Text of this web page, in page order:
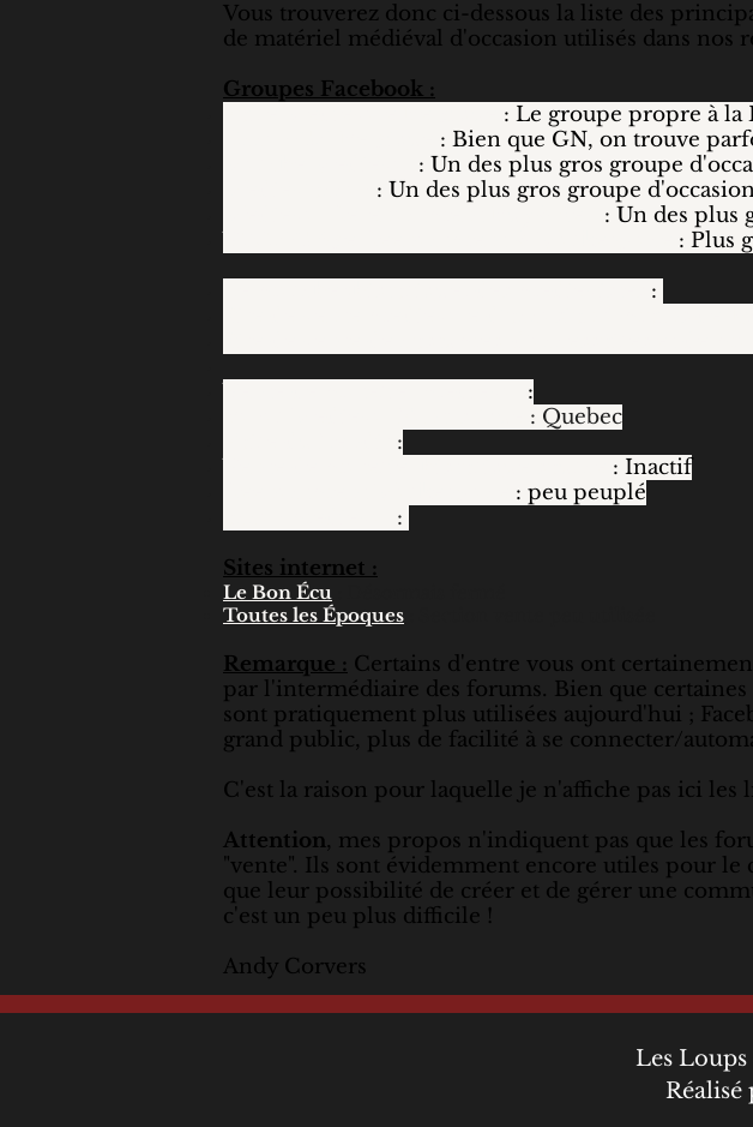
Vous trouverez donc ci-dessous la liste des
de matériel médiéval d'occasion utilisés dans nos
Groupes Facebook :
: Le groupe propre à la
: Bien que GN, on trouve
: Un des plus gros groupe
: Un des plus gros groupe
: Un des plus
: Plus
:
:
: Quebec
:
: Inactif
: peu peuplé
:
Sites internet :
Le Bon Écu
Toutes les Époques
Remarque : Certains d'entre vous ont
par l'intermédiaire des forums. Bien que
sont pratiquement plus utilisées aujourd'hui ;
grand public, plus de facilité à se connecter/
C'est la raison pour laquelle je n'affiche pas ici les
Attention, mes propos n'indiquent pas que les
"vente". Ils sont évidemment encore utiles pour le
que leur possibilité de créer et de gérer une
c'est un peu plus difficile !
Andy Corvers
Les
Réalisé